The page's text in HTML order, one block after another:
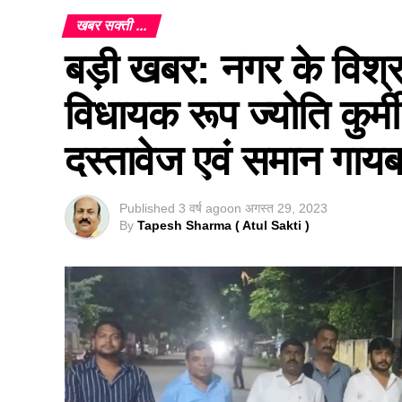
खबर सक्ती ...
बड़ी खबर: नगर के
विधायक रूप ज्योति
दस्तावेज एवं समान
Published 3 वर्ष agoon अगस्त 29, 2023
By Tapesh Sharma ( Atul Sakti )